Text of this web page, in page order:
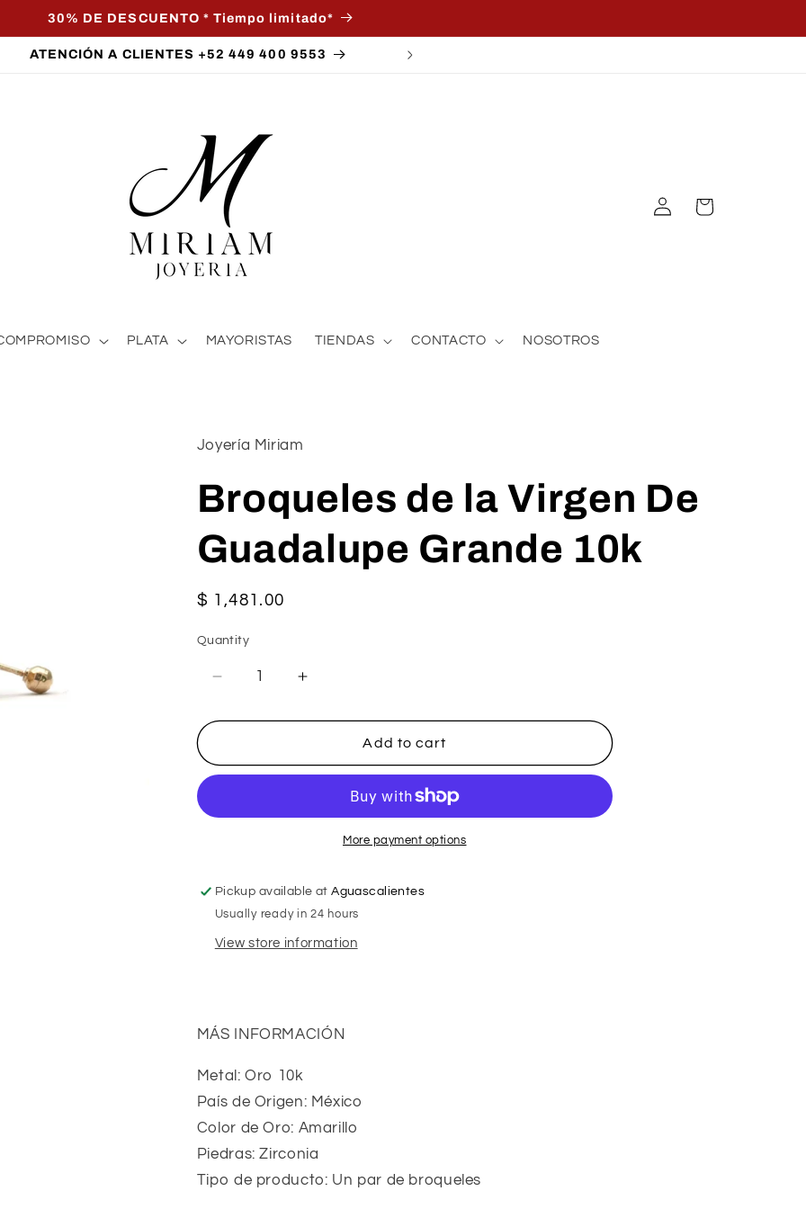
30% DE DESCUENTO * Tiempo limitado*
ATENCIÓN A CLIENTES +52 449 400 9553
PLATA MAYORISTAS TIENDAS CONTACTO NOSOTROS
Log
in
Cart
Joyería Miriam
Broqueles de la Virgen De
Guadalupe Grande 10k
Regular
$ 1,481.00
Quantity
Decrease
for
de
De
10k
Increase
for
Broqueles
de
Virgen
De
Guadalupe
10k
Add to cart
More payment options
Pickup available atAguascalientes
Usually ready in 24 hours
View store information
MÁS INFORMACIÓN
Metal: Oro 10k
País de Origen: México
Color de Oro: Amarillo
Piedras: Zirconia
Tipo de producto: Un par de broqueles